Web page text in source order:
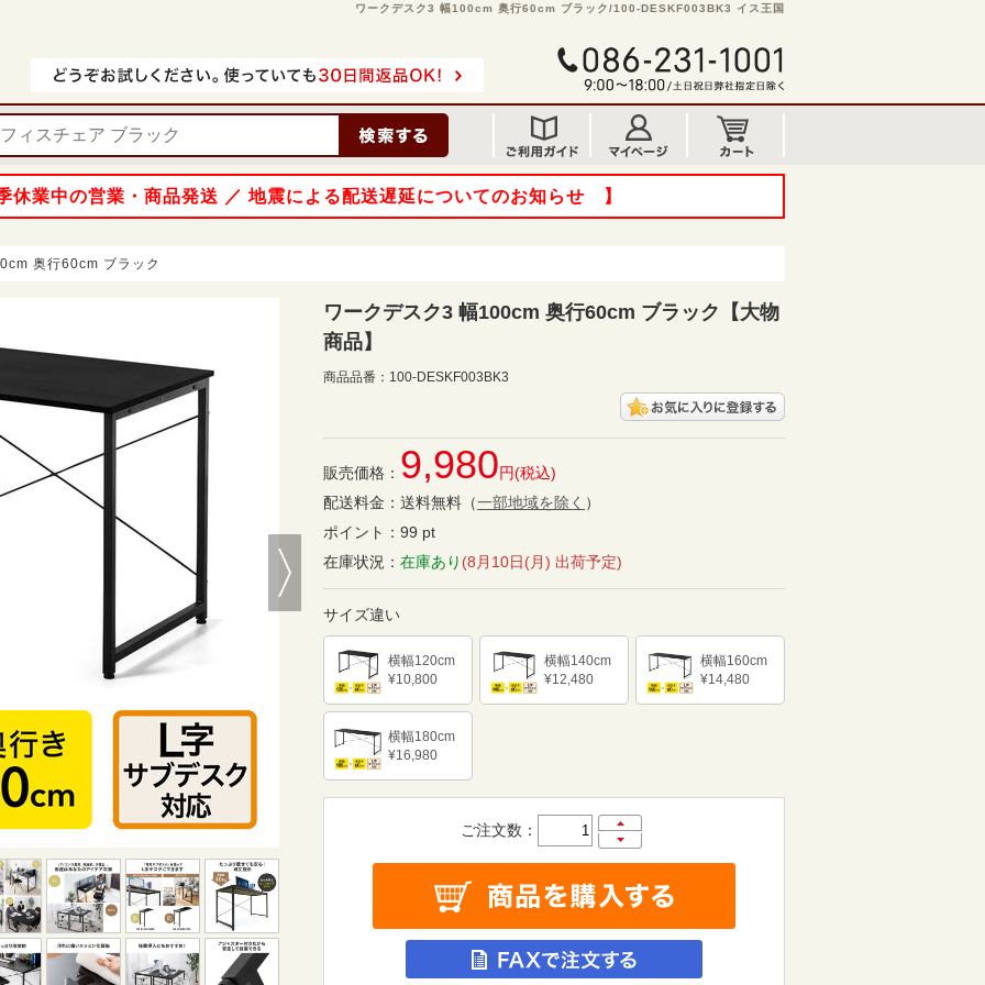
ワークデスク3 幅100cm 奥行60cm ブラック/100-DESKF003BK3 イス王国
業中の営業・商品発送 ／ 地震による配送遅延についてのお知らせ 】
奥行60cm ブラック
Next
ワークデスク3 幅100cm 奥行60cm ブラック【大物
商品】
商品品番： 100-DESKF003BK3
販売価格： 9,980円(税込)
配送料金： 送料無料 （一部地域を除く ）
ポイント： 99 pt
在庫状況： 在庫あり (8月10日(月) 出荷予定)
サイズ違い
横幅120cm
¥10,800
横幅140cm
¥12,480
横幅160cm
¥14,480
横幅180cm
¥16,980
ご注文数：